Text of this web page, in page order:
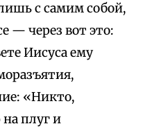
с самим собой,
— через вот это:
Иисуса ему
«Никто,
плуг и